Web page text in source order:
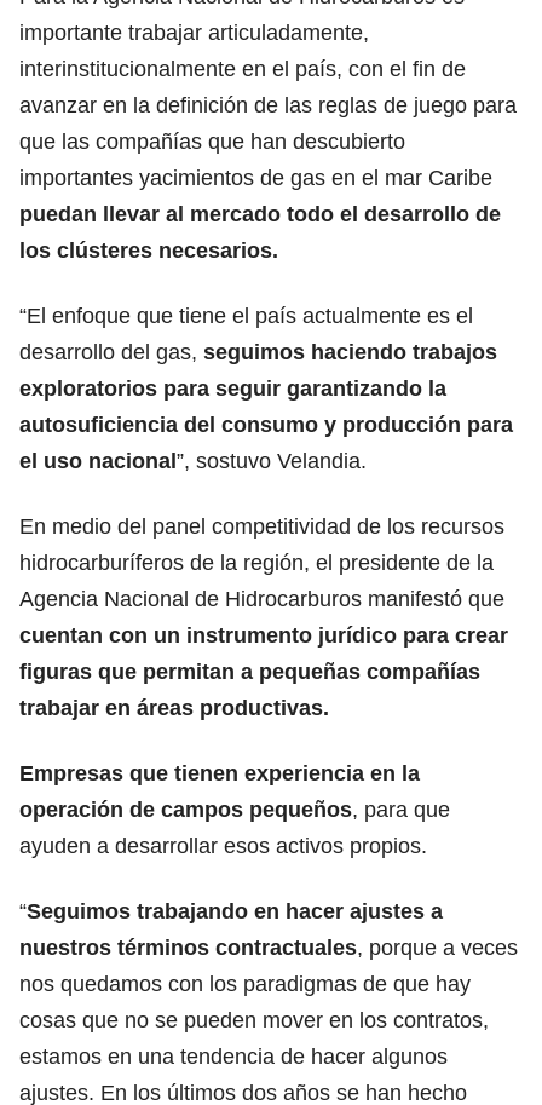
importante trabajar articuladamente,
interinstitucionalmente en el país, con el fin de
avanzar en la definición de las reglas de juego para
que las compañías que han descubierto
importantes yacimientos de gas en el mar Caribe
puedan llevar al mercado todo el desarrollo de
los clústeres necesarios.
“El enfoque que tiene el país actualmente es el
desarrollo del gas, seguimos haciendo trabajos
exploratorios para seguir garantizando la
autosuficiencia del consumo y producción para
el uso nacional”, sostuvo Velandia.
En medio del panel competitividad de los recursos
hidrocarburíferos de la región, el presidente de la
Agencia Nacional de Hidrocarburos manifestó que
cuentan con un instrumento jurídico para crear
figuras que permitan a pequeñas compañías
trabajar en áreas productivas.
Empresas que tienen experiencia en la
operación de campos pequeños, para que
ayuden a desarrollar esos activos propios.
“Seguimos trabajando en hacer ajustes a
nuestros términos contractuales, porque a veces
nos quedamos con los paradigmas de que hay
cosas que no se pueden mover en los contratos,
estamos en una tendencia de hacer algunos
ajustes. En los últimos dos años se han hecho